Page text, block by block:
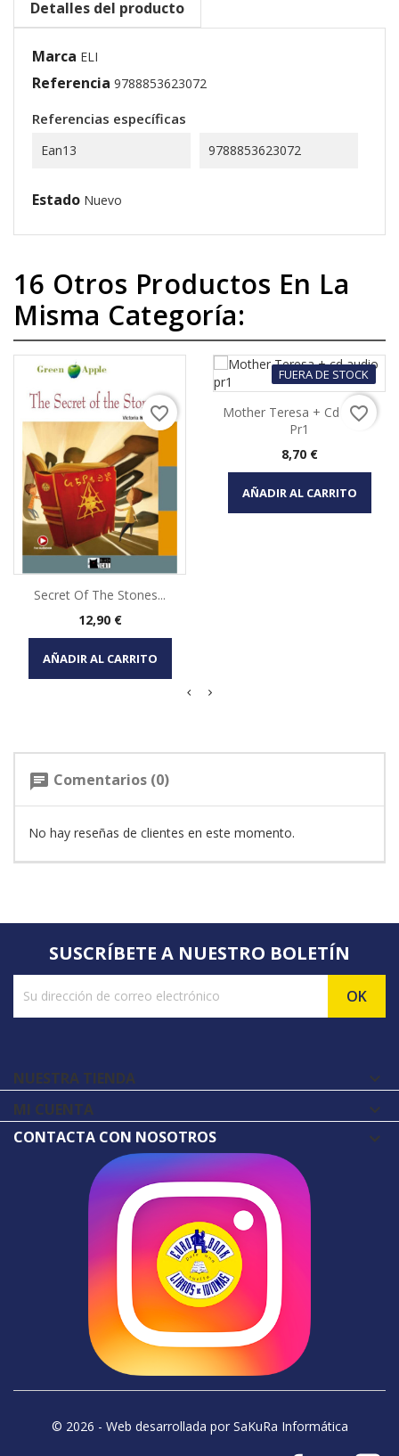
Detalles del producto
Marca ELI
Referencia 9788853623072
Referencias específicas
Ean13 9788853623072
Estado Nuevo
16 Otros Productos En La
Misma Categoría:
Secret Of The Stones...
Precio
12,90 €
AÑADIR AL CARRITO
favorite_border
FUERA DE STOCK
Mother Teresa + Cd Audio
Pr1
Precio
8,70 €
AÑADIR AL CARRITO
favorite_border
chat Comentarios (0)
No hay reseñas de clientes en este momento.
SUSCRÍBETE A NUESTRO BOLETÍN
NUESTRA TIENDA 
MI CUENTA 
CONTACTA CON NOSOTROS
© 2026 - Web desarrollada por SaKuRa Informática